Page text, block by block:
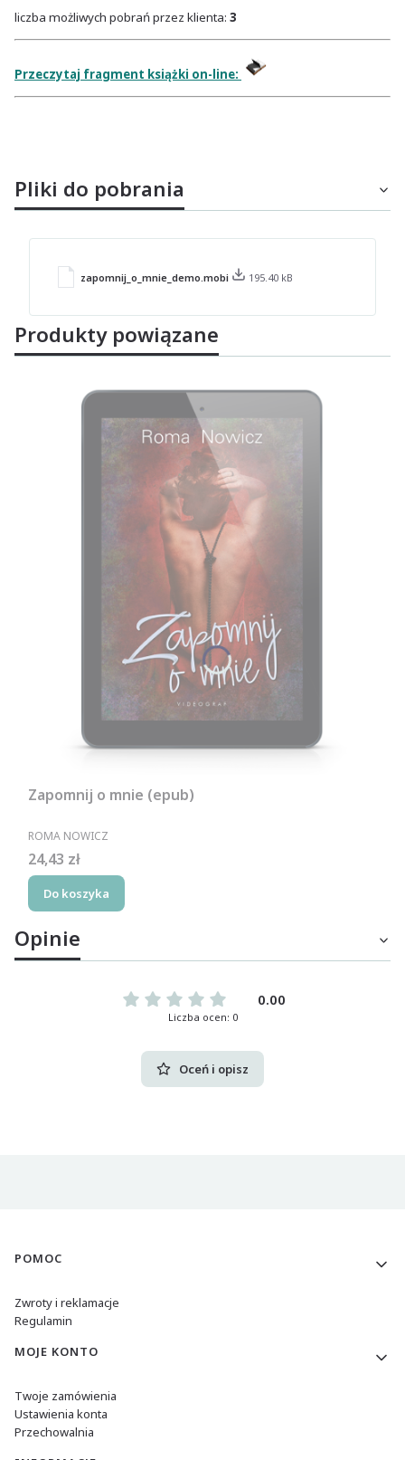
liczba możliwych pobrań przez klienta: 3
Przeczytaj fragment książki on-line:
Pliki do pobrania
zapomnij_o_mnie_demo.mobi 195.40 kB
Produkty powiązane
Zapomnij o mnie (epub)
PRODUCENT
ROMA NOWICZ
Cena
24,43 zł
Do koszyka
Opinie
0.00
Liczba ocen: 0
Oceń i opisz
Linki w stopce
POMOC
Zwroty i reklamacje
Regulamin
MOJE KONTO
Twoje zamówienia
Ustawienia konta
Przechowalnia